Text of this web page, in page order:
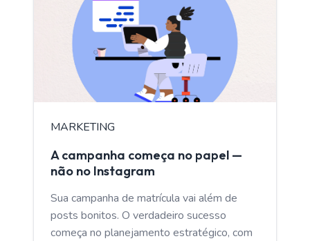
MARKETING
A campanha começa no papel —
não no Instagram
Sua campanha de matrícula vai além de
posts bonitos. O verdadeiro sucesso
começa no planejamento estratégico, com